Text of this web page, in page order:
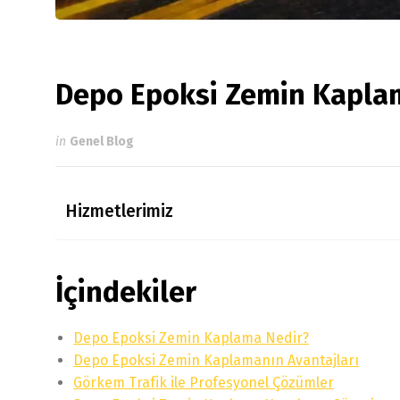
Depo Epoksi Zemin
in Genel Blog
Hizmetlerimiz
İçindekiler
Depo Epoksi Zemin Kaplama Nedir?
Depo Epoksi Zemin Kaplamanın Avantajları
Görkem Trafik ile Profesyonel Çözümler